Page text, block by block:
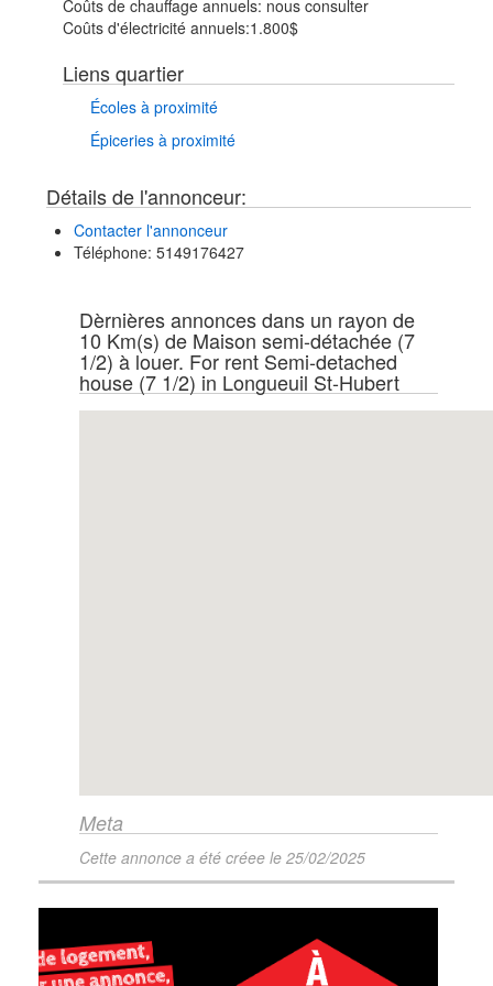
Coûts de chauffage annuels: nous consulter
Coûts d'électricité annuels:1.800$
Liens quartier
Écoles à proximité
Épiceries à proximité
Détails de l'annonceur:
Contacter l'annonceur
Téléphone: 5149176427
Dèrnières annonces dans un rayon de
10 Km(s) de Maison semi-détachée (7
1/2) à louer. For rent Semi-detached
house (7 1/2) in Longueuil St-Hubert
Meta
Cette annonce a été créee le 25/02/2025